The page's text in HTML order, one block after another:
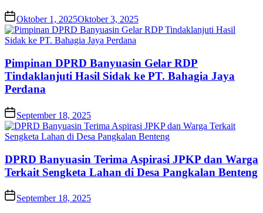
Oktober 1, 2025Oktober 3, 2025
Pimpinan DPRD Banyuasin Gelar RDP
Tindaklanjuti Hasil Sidak ke PT. Bahagia Jaya
Perdana
September 18, 2025
DPRD Banyuasin Terima Aspirasi JPKP dan Warga
Terkait Sengketa Lahan di Desa Pangkalan Benteng
September 18, 2025